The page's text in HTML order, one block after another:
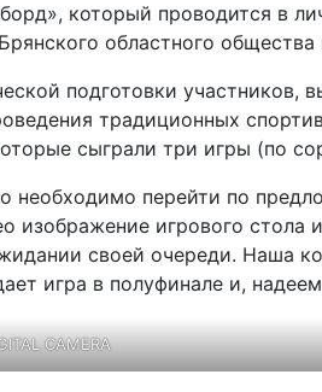
который проводится в
областного общества
подготовки участников,
традиционных
сыграли три игры (по
перейти по
изображение игрового стола
своей очереди. Наша
игра в полуфинале и,
CAMERA